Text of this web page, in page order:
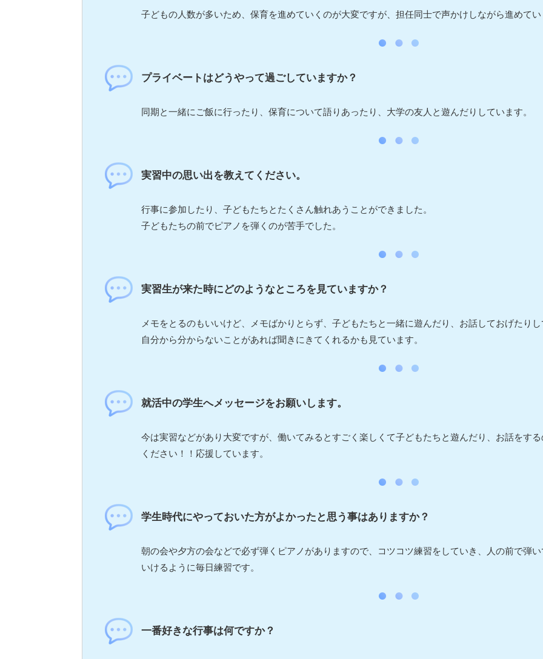
子どもの人数が多いため、保育を進めていくのが大変ですが、担任同士で声かけしながら進めて
プライベートはどうやって過ごしていますか？
同期と一緒にご飯に行ったり、保育について語りあったり、大学の友人と遊んだりしています。
実習中の思い出を教えてください。
行事に参加したり、子どもたちとたくさん触れあうことができました。
子どもたちの前でピアノを弾くのが苦手でした。
実習生が来た時にどのようなところを見ていますか？
メモをとるのもいいけど、メモばかりとらず、子どもたちと一緒に遊んだり、お話しておげたり
自分から分からないことがあれば聞きにきてくれるかも見ています。
就活中の学生へメッセージをお願いします。
今は実習などがあり大変ですが、働いてみるとすごく楽しくて子どもたちと遊んだり、お話をす
ください！！応援しています。
学生時代にやっておいた方がよかったと思う事はありますか？
朝の会や夕方の会などで必ず弾くピアノがありますので、コツコツ練習をしていき、人の前で弾
いけるように毎日練習です。
一番好きな行事は何ですか？